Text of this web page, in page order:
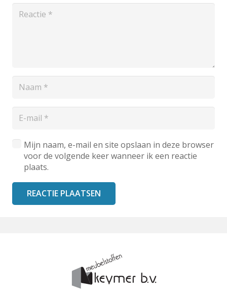
Mijn naam, e-mail en site opslaan in deze browser
voor de volgende keer wanneer ik een reactie
plaats.
REACTIE PLAATSEN